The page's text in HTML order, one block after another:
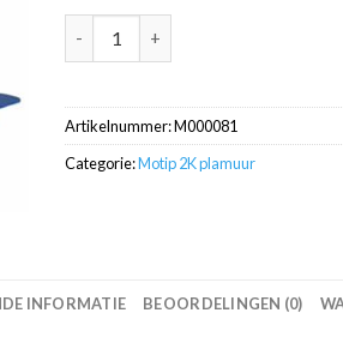
Artikelnummer:M000081
Categorie:Motip 2K plamuur
INFORMATIE BEOORDELINGEN (0)